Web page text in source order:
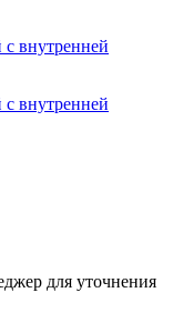
для уточнения